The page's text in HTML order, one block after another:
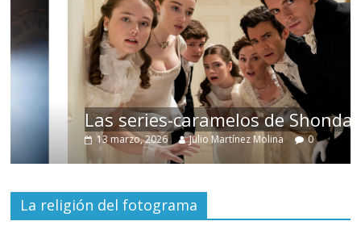
Las series-caramelos de Shondaland
13 marzo, 2026 Julio Martínez Molina 0
La religión del fotograma